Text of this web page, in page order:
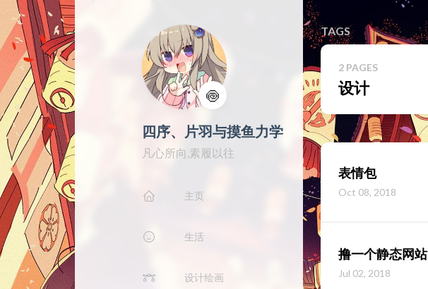
🍥
四序、片羽与摸鱼力学
凡心所向,素履以往
主页
生活
设计绘画
TAGS
2 PAGES
设计
表情包
Oct 08, 2018
撸一个静态网站
Jul 02, 2018